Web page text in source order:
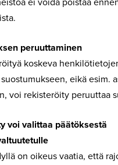
peruuttaminen
koskeva
eikä esim.
voi rekisteröity peruuttaa
voi valittaa päätöksestä
on oikeus vaatia, että